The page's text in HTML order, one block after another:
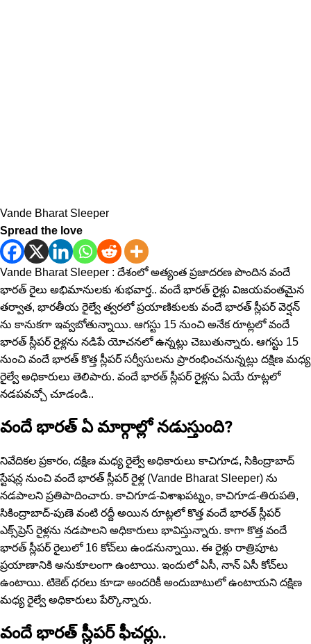
Vande Bharat Sleeper
Spread the love
Vande Bharat Sleeper : దేశంలో అత్యంత ప్రజాదరణ పొందిన వందే
భారత్ రైలు అభిమానులకు శుభవార్త.. వందే భారత్ రైళ్లు విజయవంతమైన
తర్వాత, భార‌తీయ రైల్వే త్వరలో ప్ర‌యాణికుల‌కు వందే భారత్ స్లీపర్ వెర్ష‌న్
ను కానుకగా ఇవ్వబోతున్నాయి. ఆగస్టు 15 నుంచి అనేక రూట్లలో వందే
భారత్ స్లీపర్ రైళ్లను నడిపే యోచనలో ఉన్నట్లు చెబుతున్నారు. ఆగస్టు 15
నుంచి వందే భారత్ కొత్త స్లీపర్ సర్వీసులను ప్రారంభించనున్నట్లు దక్షిణ మధ్య
రైల్వే అధికారులు తెలిపారు. వందే భారత్ స్లీపర్ రైళ్లను ఏయే రూట్లలో
నడపవచ్చో చూడండి..
వందే భారత్ ఏ మార్గాల్లో నడుస్తుంది?
నివేదికల‌ ప్రకారం, దక్షిణ మధ్య రైల్వే అధికారులు కాచిగూడ, సికింద్రాబాద్
స్టేషన్ల నుంచి వందే భారత్ స్లీపర్ రైళ్ల (Vande Bharat Sleeper) ను
నడపాలని ప్రతిపాదించారు. కాచిగూడ-విశాఖపట్నం, కాచిగూడ-తిరుపతి,
సికింద్రాబాద్-పుణె వంటి రద్దీ అయిన‌ రూట్లలో కొత్త వందే భారత్ స్లీపర్
ఎక్స్‌ప్రెస్ రైళ్లను నడపాలని అధికారులు భావిస్తున్నారు. కాగా కొత్త వందే
భారత్ స్లీపర్ రైలులో 16 కోచ్‌లు ఉండ‌నున్నాయి. ఈ రైళ్లు రాత్రిపూట
ప్ర‌యాణానికి అనుకూలంగా ఉంటాయి. ఇందులో ఏసీ, నాన్ ఏసీ కోచ్‌లు
ఉంటాయి. టికెట్ ధరలు కూడా అందరికీ అందుబాటులో ఉంటాయని దక్షిణ
మధ్య రైల్వే అధికారులు పేర్కొన్నారు.
వందే భారత్ స్లీపర్ ఫీచ‌ర్లు..